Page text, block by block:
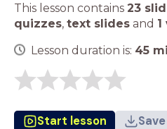
This lesson contains 23
quizzes, text slides and
Lesson duration is: 45
Start lesson Save